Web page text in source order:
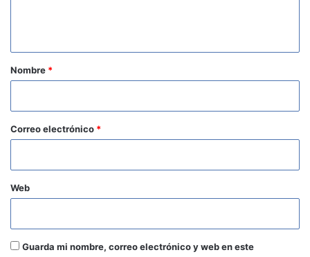
r
o
*
Nombre *
Correo electrónico *
Web
Guarda mi nombre, correo electrónico y web en este